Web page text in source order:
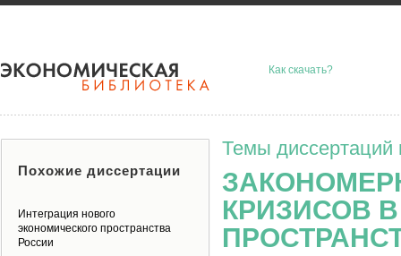
Как скачать?
Темы диссертаций
КРИЗИСОВ
Похожие диссертации
Интеграция нового
экономического пространства
России